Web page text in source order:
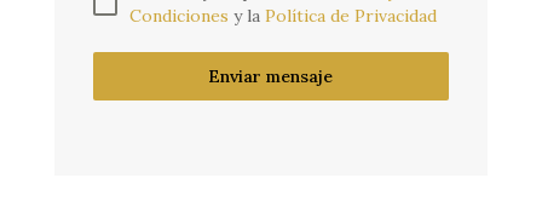
Condiciones y la Política de Privacidad
Enviar mensaje